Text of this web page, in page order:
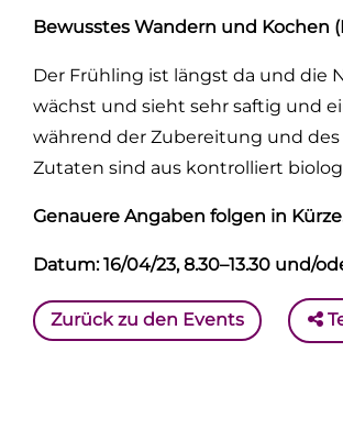
Bewusstes Wandern und Kochen
Der Frühling ist längst da und die
wächst und sieht sehr saftig und
während der Zubereitung und
Zutaten sind aus kontrolliert
Genauere Angaben folgen in
Datum: 16/04/23, 8.30–13.30 und/
Zurück zu den Events